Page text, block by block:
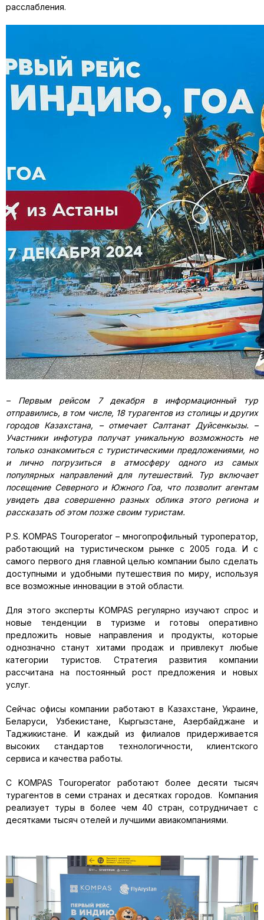
расслабления.
– Первым рейсом 7 декабря в информационный тур
отправились, в том числе, 18 турагентов из столицы и других
городов Казахстана, – отмечает Салтанат Дуйсенкызы. –
Участники инфотура получат уникальную возможность не
только ознакомиться с туристическими предложениями, но
и лично погрузиться в атмосферу одного из самых
популярных направлений для путешествий. Тур включает
посещение Северного и Южного Гоа, что позволит агентам
увидеть два совершенно разных облика этого региона и
рассказать об этом позже своим туристам.
P.S. KOMPAS Touroperator – многопрофильный туроператор,
работающий на туристическом рынке с 2005 года. И с
самого первого дня главной целью компании было сделать
доступными и удобными путешествия по миру, используя
все возможные инновации в этой области.
Для этого эксперты KOMPAS регулярно изучают спрос и
новые тенденции в туризме и готовы оперативно
предложить новые направления и продукты, которые
однозначно станут хитами продаж и привлекут любые
категории туристов. Стратегия развития компании
рассчитана на постоянный рост предложения и новых
услуг.
Сейчас офисы компании работают в Казахстане, Украине,
Беларуси, Узбекистане, Кыргызстане, Азербайджане и
Таджикистане. И каждый из филиалов придерживается
высоких стандартов технологичности, клиентского
сервиса и качества работы.
С KOMPAS Touroperator работают более десяти тысяч
турагентов в семи странах и десятках городов. Компания
реализует туры в более чем 40 стран, сотрудничает с
десятками тысяч отелей и лучшими авиакомпаниями.